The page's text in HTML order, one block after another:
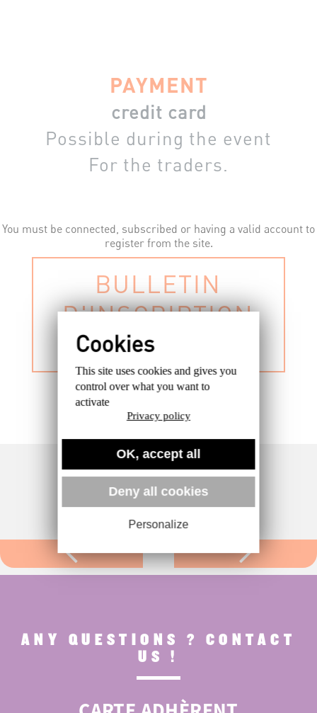
PAYMENT
credit card
Possible during the event
For the traders.
You must be connected, subscribed or having a valid account to
register from the site.
BULLETIN
D'INSCRIPTION
PAPIER
ANY QUESTIONS ? CONTACT
US !
This site uses cookies and gives you
control over what you want to
activate
Privacy policy
OK, accept all
Deny all cookies
Personalize